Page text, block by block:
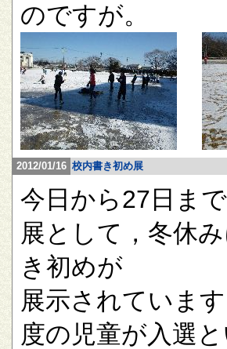
のですが。
2012/01/16 校内書き初め展
今日から27日ま
展として，冬休
き初めが
展示されていま
度の児童が入選